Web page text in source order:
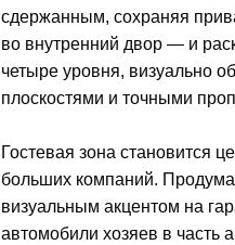
сдержанным, сохраняя
во внутренний двор — и
четыре уровня, визуально
плоскостями и точными
Гостевая зона становится
больших компаний.
визуальным акцентом на
автомобили хозяев в часть